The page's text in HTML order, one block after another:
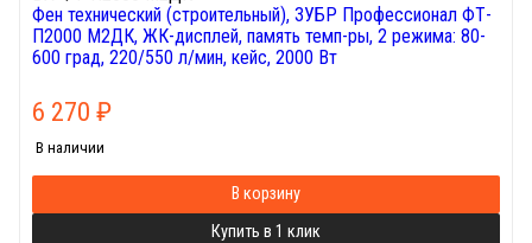
Фен технический (строительный), ЗУБР Профессионал ФТ-
П2000 М2ДК, ЖК-дисплей, память темп-ры, 2 режима: 80-
600 град, 220/550 л/мин, кейс, 2000 Вт
6 270 ₽
В наличии
В корзину
Купить в 1 клик